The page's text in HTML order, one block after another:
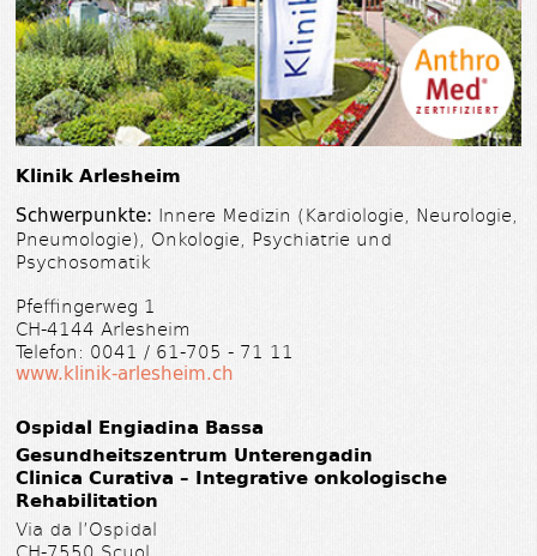
Klinik Arlesheim
Schwerpunkte: Innere Medizin (Kardiologie, Neurologie,
Pneumologie), Onkologie, Psychiatrie und
Psychosomatik
Pfeffingerweg 1
CH-4144 Arlesheim
Telefon: 0041 / 61-705 - 71 11
www.klinik-arlesheim.ch
Ospidal Engiadina Bassa
Gesundheitszentrum Unterengadin
Clinica Curativa – Integrative onkologische
Rehabilitation
Via da l’Ospidal
CH-7550 Scuol